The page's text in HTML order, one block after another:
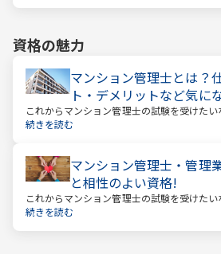
資格の魅力
マンション管理士とは？
ト・デメリットなど気に
これからマンション管理士の試験を受けた
を確かめましょう。この仕事では、マンショ
続きを読む
マンション管理士・管理
と相性のよい資格!
これからマンション管理士の試験を受けた
を確かめましょう。この仕事では、マンショ
続きを読む